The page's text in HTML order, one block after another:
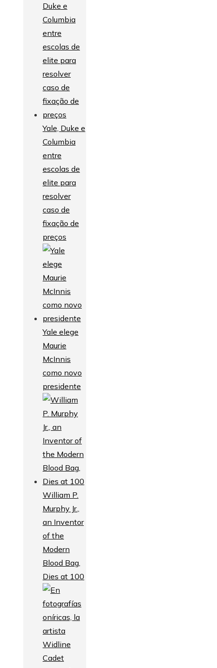
Yale, Duke e
Columbia
entre
escolas de
elite para
resolver
caso de
fixação de
preços
Yale elege
Maurie
McInnis
como novo
presidente
William P.
Murphy Jr.,
an Inventor
of the
Modern
Blood Bag,
Dies at 100